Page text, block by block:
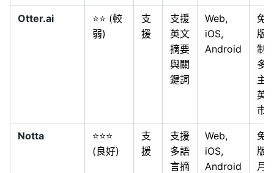
Otter.ai
⭐⭐ (較
弱)
支
援
支援
英文
摘要
與關
鍵詞
Web,
iOS,
Android
免
版
制
多
主
英
市
Notta
⭐⭐⭐
(良好)
支
援
支援
多語
言摘
Web,
iOS,
Android
免
版
月